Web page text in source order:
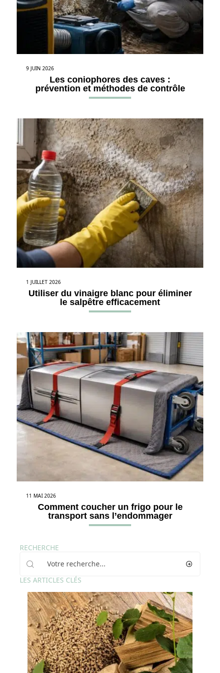
9 JUIN 2026
Les coniophores des caves :
prévention et méthodes de contrôle
1 JUILLET 2026
Utiliser du vinaigre blanc pour éliminer
le salpêtre efficacement
11 MAI 2026
Comment coucher un frigo pour le
transport sans l’endommager
RECHERCHE
LES ARTICLES CLÉS